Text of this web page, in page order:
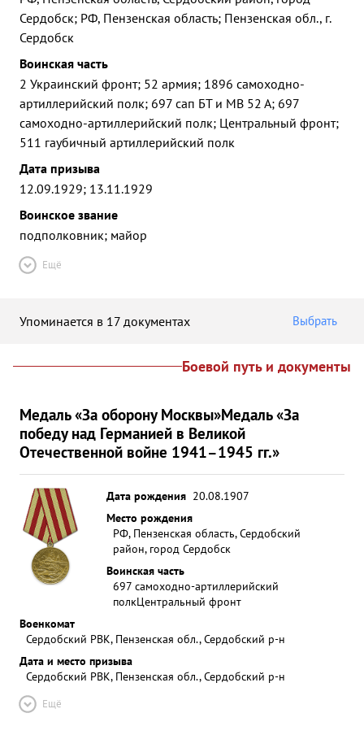
Сердобск; РФ, Пензенская область; Пензенская обл., г.
Сердобск
Воинская часть
2 Украинский фронт; 52 армия; 1896 самоходно-
артиллерийский полк; 697 сап БТ и МВ 52 А; 697
самоходно-артиллерийский полк; Центральный фронт;
511 гаубичный артиллерийский полк
Дата призыва
12.09.1929; 13.11.1929
Воинское звание
подполковник; майор
Ещё
Упоминается в 17 документах Выбрать
Боевой путь и документы
Медаль «За оборону Москвы»Медаль «За
победу над Германией в Великой
Отечественной войне 1941–1945 гг.»
Дата рождения 20.08.1907
Место рождения
РФ, Пензенская область, Сердобский
район, город Сердобск
Воинская часть
697 самоходно-артиллерийский
полкЦентральный фронт
Военкомат
Сердобский РВК, Пензенская обл., Сердобский р-н
Дата и место призыва
Сердобский РВК, Пензенская обл., Сердобский р-н
Ещё